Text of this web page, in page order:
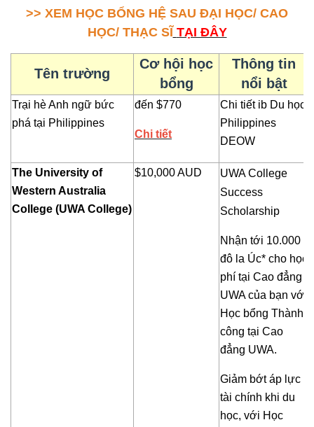
>> XEM HỌC BỔNG HỆ SAU ĐẠI HỌC/ CAO
HỌC/ THẠC SĨ TẠI ĐÂY
Tên trường
Cơ hội học
bổng
Thông tin
nổi bật
Trại hè Anh ngữ bức
phá tại Philippines
đến $770
Chi tiết
Chi tiết ib Du học
Philippines
DEOW
The University of
Western Australia
College (UWA College)
$10,000 AUD
UWA College
Success
Scholarship
Nhận tới 10.000
đô la Úc* cho học
phí tại Cao đẳng
UWA của bạn với
Học bổng Thành
công tại Cao
đẳng UWA.
Giảm bớt áp lực
tài chính khi du
học, với Học